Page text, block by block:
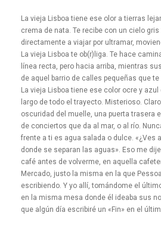
La vieja Lisboa tiene ese olor a tierras
crema de nata. Te recibe con un cielo
directamente a viajar por ultramar,
La vieja Lisboa te ob(r)liga. Te hace
línea recta, pero hacia arriba, mientras
de aquel barrio de calles pequeñas que te
La vieja Lisboa tiene ese color ocre y
largo de todo el trayecto. Misterioso.
oscuridad del muelle, una puerta trasera
de conciertos que da al mar, o al río.
frente a ti es agua salada o dulce. «¿Ves
donde se separan las aguas». Eso me
café antes de volverme, en aquella
Mercado, justo la misma en la que
escribiendo. Y yo allí, tomándome el
en la misma mesa donde él ideaba sus
que algún día escribiré un «Fin» en el